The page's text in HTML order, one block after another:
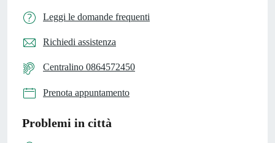
Leggi le domande frequenti
Richiedi assistenza
Centralino 0864572450
Prenota appuntamento
Problemi in città